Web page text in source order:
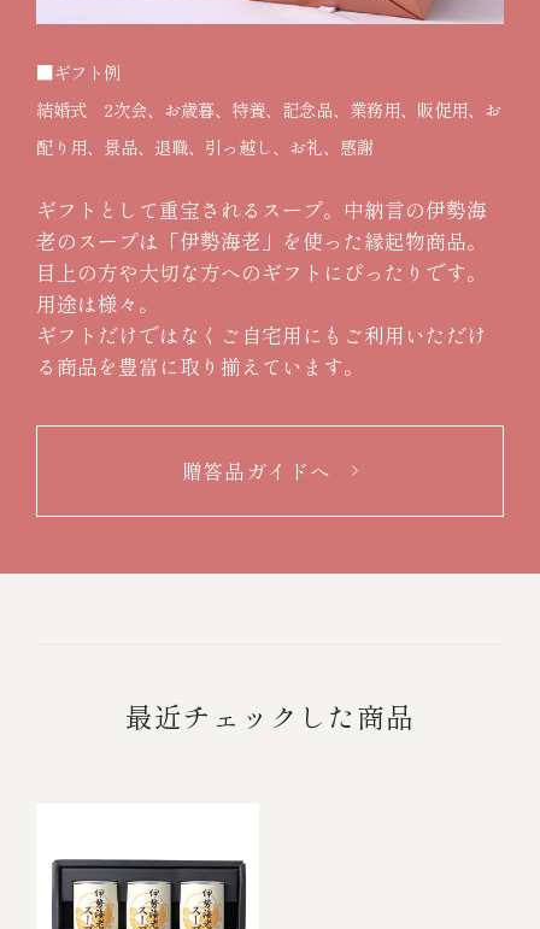
■ギフト例
結婚式 2次会、お歳暮、特養、記念品、業務用、販促用、お
配り用、景品、退職、引っ越し、お礼、感謝
ギフトとして重宝されるスープ。中納言の伊勢海
老のスープは「伊勢海老」を使った縁起物商品。
目上の方や大切な方へのギフトにぴったりです。
用途は様々。
ギフトだけではなくご自宅用にもご利用いただけ
る商品を豊富に取り揃えています。
贈答品ガイドへ
最近チェックした商品